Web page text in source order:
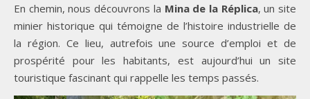
En chemin, nous découvrons la Mina de la Réplica, un site
minier historique qui témoigne de l’histoire industrielle de
la région. Ce lieu, autrefois une source d’emploi et de
prospérité pour les habitants, est aujourd’hui un site
touristique fascinant qui rappelle les temps passés.